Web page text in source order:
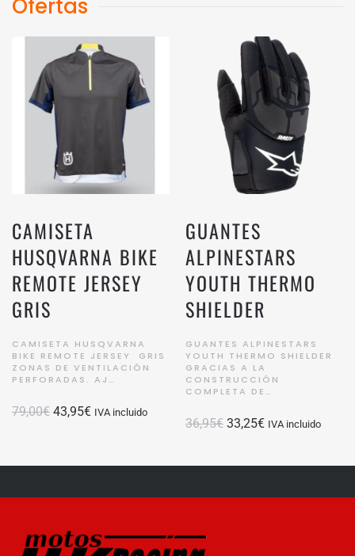
Ofertas
CAMISETA
HUSQVARNA BIKE
REMOTE JERSEY
GRIS
CAMISETA HUSQVARNA
BIKE REMOTE JERSEY GRIS
ZONAS DE VENTILACIÓN
PERFORADAS. AJ…
79,00€ El
43,95€ElIVA incluido
GUANTES
ALPINESTARS
YOUTH THERMO
SHIELDER
GUANTES ALPINESTARS
YOUTH THERMO SHIELDER
GRACIAS A LA
CONSTRUCCIÓN
COMPLETA DE…
36,95€ El
original
33,25€El
actual
IVA incluido